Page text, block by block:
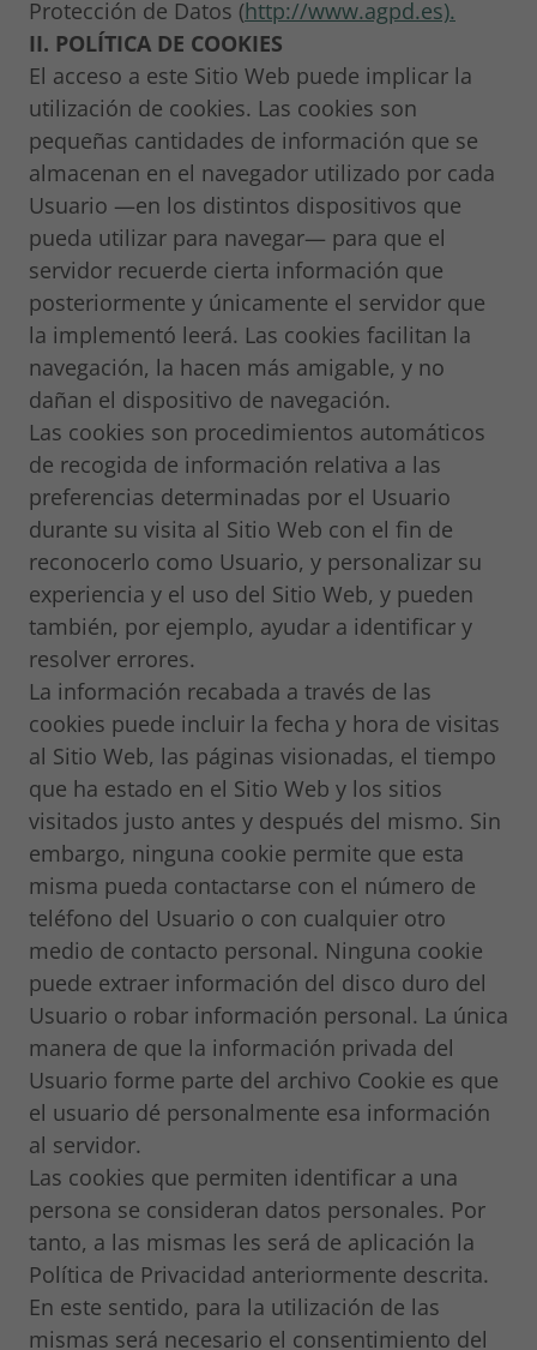
Protección de Datos (http://www.agpd.es).
II. POLÍTICA DE COOKIES
El acceso a este Sitio Web puede implicar la
utilización de cookies. Las cookies son
pequeñas cantidades de información que se
almacenan en el navegador utilizado por cada
Usuario —en los distintos dispositivos que
pueda utilizar para navegar— para que el
servidor recuerde cierta información que
posteriormente y únicamente el servidor que
la implementó leerá. Las cookies facilitan la
navegación, la hacen más amigable, y no
dañan el dispositivo de navegación.
Las cookies son procedimientos automáticos
de recogida de información relativa a las
preferencias determinadas por el Usuario
durante su visita al Sitio Web con el fin de
reconocerlo como Usuario, y personalizar su
experiencia y el uso del Sitio Web, y pueden
también, por ejemplo, ayudar a identificar y
resolver errores.
La información recabada a través de las
cookies puede incluir la fecha y hora de visitas
al Sitio Web, las páginas visionadas, el tiempo
que ha estado en el Sitio Web y los sitios
visitados justo antes y después del mismo. Sin
embargo, ninguna cookie permite que esta
misma pueda contactarse con el número de
teléfono del Usuario o con cualquier otro
medio de contacto personal. Ninguna cookie
puede extraer información del disco duro del
Usuario o robar información personal. La única
manera de que la información privada del
Usuario forme parte del archivo Cookie es que
el usuario dé personalmente esa información
al servidor.
Las cookies que permiten identificar a una
persona se consideran datos personales. Por
tanto, a las mismas les será de aplicación la
Política de Privacidad anteriormente descrita.
En este sentido, para la utilización de las
mismas será necesario el consentimiento del